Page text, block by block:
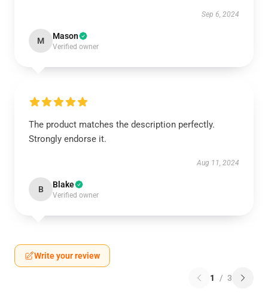
Sep 6, 2024
M Mason
Verified owner
The product matches the description perfectly.
Strongly endorse it.
Aug 11, 2024
B Blake
Verified owner
Write your review
1 / 3